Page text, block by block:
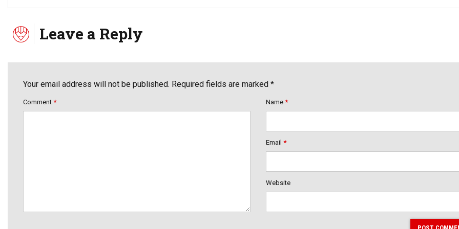
Leave a Reply
Your email address will not be published. Required fields are marked *
Comment * Name *
Email *
Website